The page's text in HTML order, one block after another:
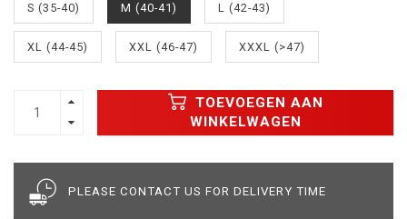
S (35-40) M (40-41) L (42-43)
XL (44-45) XXL (46-47) XXXL (>47)
TOEVOEGEN AAN
WINKELWAGEN
PLEASE CONTACT US FOR DELIVERY TIME